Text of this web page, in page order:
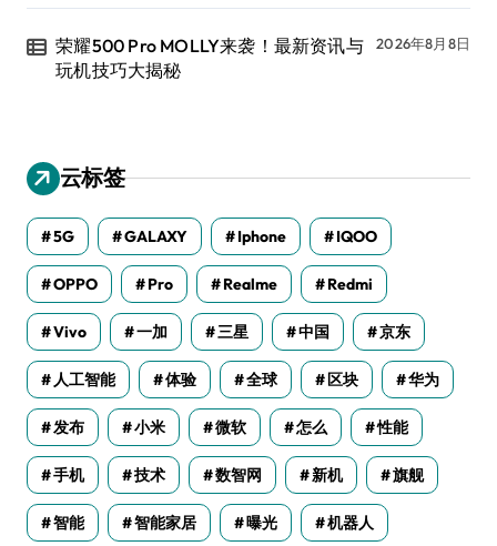
荣耀500 Pro MOLLY来袭！最新资讯与
玩机技巧大揭秘
2026年8月8日
云标签
5G GALAXY Iphone IQOO
OPPO Pro Realme Redmi
Vivo 一加 三星 中国 京东
人工智能 体验 全球 区块 华为
发布 小米 微软 怎么 性能
手机 技术 数智网 新机 旗舰
智能 智能家居 曝光 机器人